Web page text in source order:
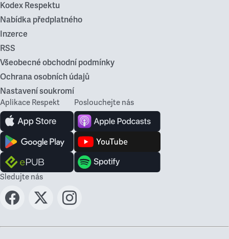
Kodex Respektu
Nabídka předplatného
Inzerce
RSS
Všeobecné obchodní podmínky
Ochrana osobních údajů
Nastavení soukromí
Aplikace Respekt Poslouchejte nás
Sledujte nás